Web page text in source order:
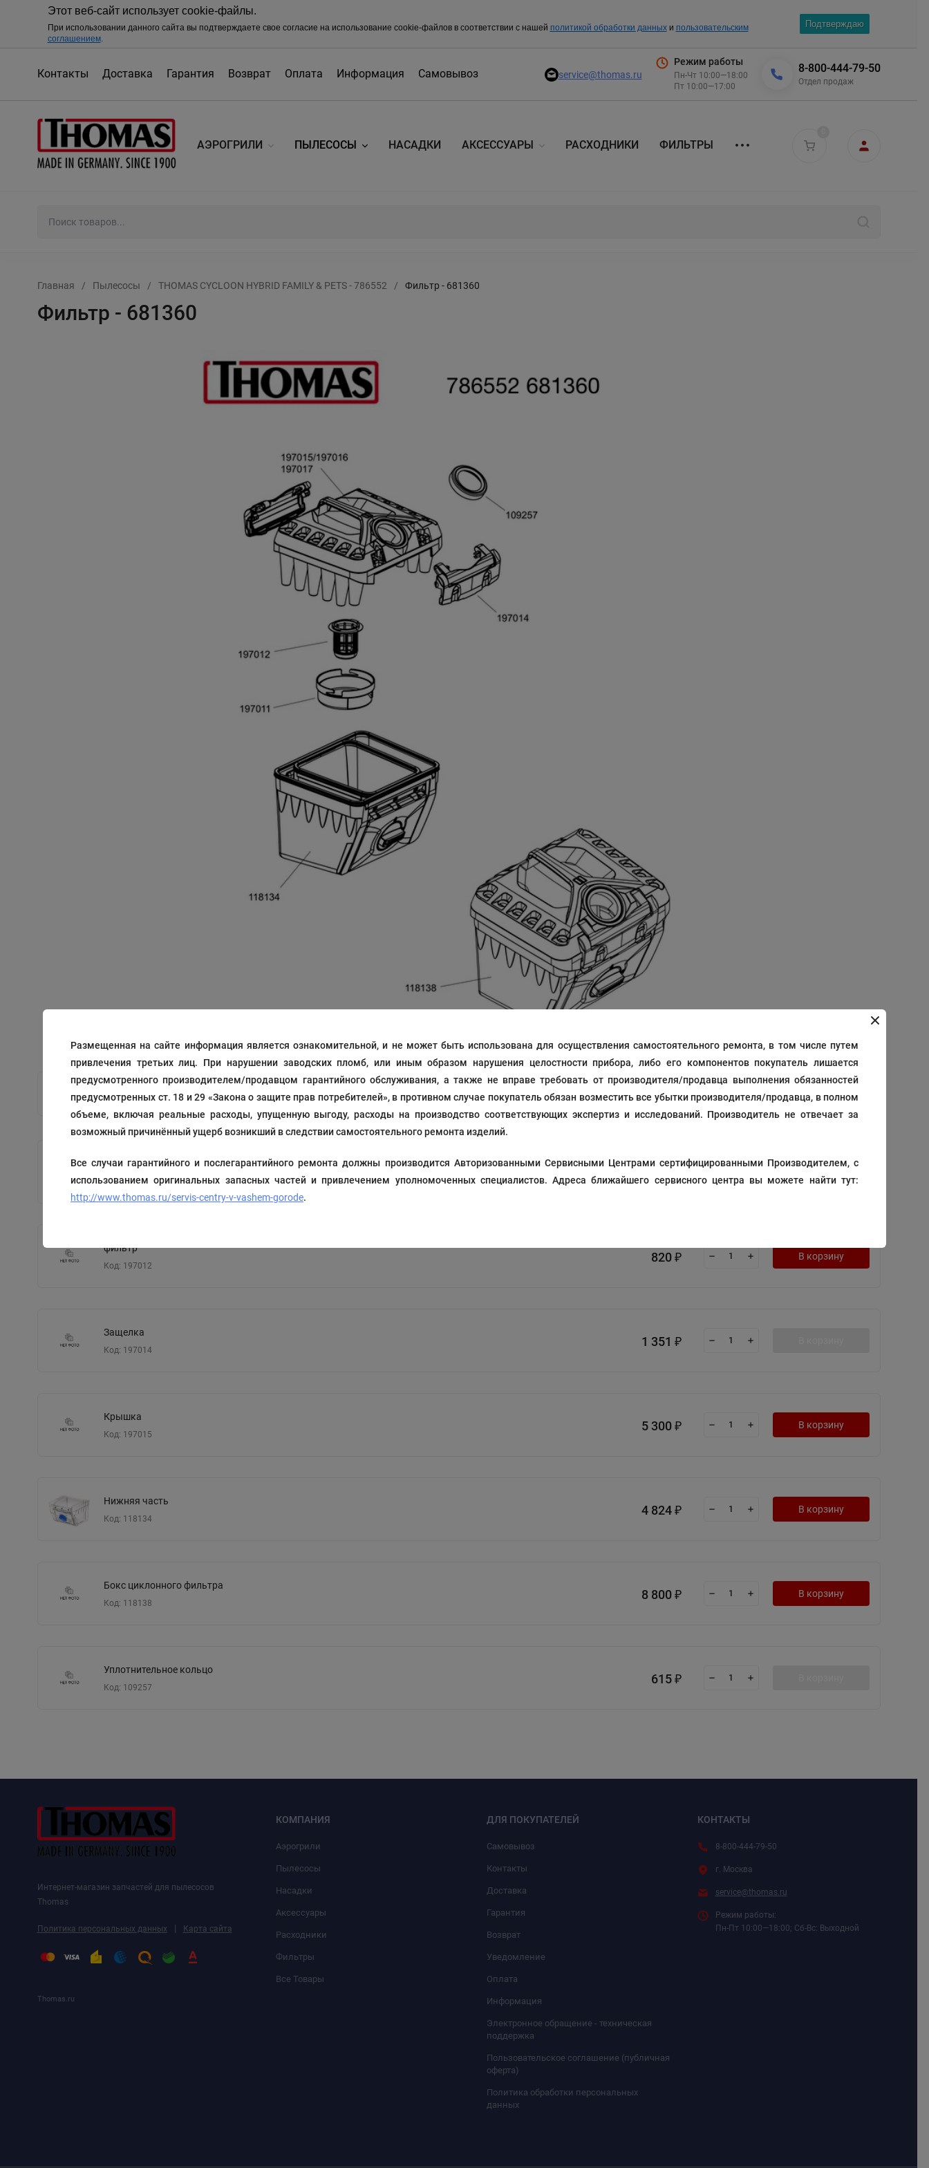
Размещенная на сайте информация является ознакомительной, и не может быть использована для осуществления самостоятельного ремонта, в том числе путем
привлечения третьих лиц. При нарушении заводских пломб, или иным образом нарушения целостности прибора, либо его компонентов покупатель лишается
предусмотренного производителем/продавцом гарантийного обслуживания, а также не вправе требовать от производителя/продавца выполнения обязанностей
предусмотренных ст. 18 и 29 «Закона о защите прав потребителей», в противном случае покупатель обязан возместить все убытки производителя/продавца, в полном
объеме, включая реальные расходы, упущенную выгоду, расходы на производство соответствующих экспертиз и исследований. Производитель не отвечает за
возможный причинённый ущерб возникший в следствии самостоятельного ремонта изделий.
Все случаи гарантийного и послегарантийного ремонта должны производится Авторизованными Сервисными Центрами сертифицированными Производителем, с
использованием оригинальных запасных частей и привлечением уполномоченных специалистов. Адреса ближайшего сервисного центра вы можете найти тут:
http://www.thomas.ru/servis-centry-v-vashem-gorode.
Этот веб-сайт использует cookie-файлы.
При использовании данного сайта вы подтверждаете свое согласие на использование cookie-файлов в соответствии с нашей политикой обработки данныхи пользовательским
соглашением.
Подтверждаю
Контакты Доставка Гарантия Возврат Оплата Информация Самовывоз service@thomas.ru
Режим работы
Пн-Чт 10:00—18:00
Пт 10:00—17:00
8-800-444-79-50
Отдел продаж
АЭРОГРИЛИ ПЫЛЕСОСЫ НАСАДКИ АКСЕССУАРЫ РАСХОДНИКИ ФИЛЬТРЫ
Главная / Пылесосы / THOMAS CYCLOON HYBRID FAMILY & PETS - 786552 / Фильтр - 681360
Фильтр - 681360
12 / 24 / 36 / 48 Дата добавления
Запчасть
Код: 197011
714
фильтр
Код: 197012
820 ₽ В корзину
Защелка
Код: 197014
1 351 ₽
Крышка
Код: 197015
5 300 ₽ В корзину
Нижняя часть
Код: 118134
4 824 ₽ В корзину
Бокс циклонного фильтра
Код: 118138
8 800 ₽ В корзину
Уплотнительное кольцо
Код: 109257
615 ₽
Интернет-магазин запчастей для пылесосов
Thomas
Политика персональных данных | Карта сайта
Thomas.ru
КОМПАНИЯ
Аэрогрили
Пылесосы
Насадки
Аксессуары
Расходники
Фильтры
Все Товары
ДЛЯ ПОКУПАТЕЛЕЙ
Самовывоз
Контакты
Доставка
Гарантия
Возврат
Уведомление
Оплата
Информация
Электронное обращение - техническая
поддержка
Пользовательское соглашение (публичная
оферта)
Политика обработки персональных
данных
КОНТАКТЫ
8-800-444-79-50
г. Москва
service@thomas.ru
Режим работы:
Пн-Пт 10:00—18:00; Сб-Вс: Выходной